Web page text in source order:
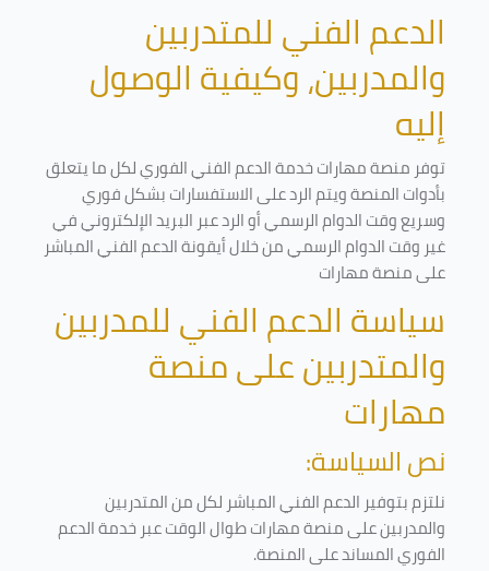
الدعم الفني للمتدربين
والمدربين، وكيفية الوصول
إليه
توفر منصة مهارات خدمة الدعم الفني الفوري لكل ما يتعلق
بأدوات المنصة ويتم الرد على الاستفسارات بشكل فوري
وسريع وقت الدوام الرسمي أو الرد عبر البريد الإلكتروني في
غير وقت الدوام الرسمي من خلال أيقونة الدعم الفني المباشر
على منصة مهارات
سياسة الدعم الفني للمدربين
والمتدربين على منصة
مهارات
نص السياسة:
نلتزم بتوفير الدعم الفني المباشر لكل من المتدربين
والمدربين على منصة مهارات طوال الوقت عبر خدمة الدعم
الفوري المساند على المنصة.